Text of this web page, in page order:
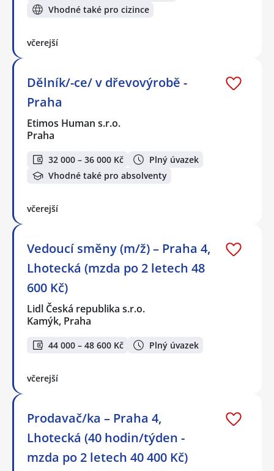
Vhodné také pro cizince
včerejší
Dělník/-ce/ v dřevovýrobě -
Praha
Etimos Human s.r.o.
Praha
32 000 – 36 000 Kč
Plný úvazek
Vhodné také pro absolventy
včerejší
Vedoucí směny (m/ž) – Praha 4,
Lhotecká (mzda po 2 letech 48
600 Kč)
Lidl Česká republika s.r.o.
Kamýk, Praha
44 000 – 48 600 Kč Plný úvazek
včerejší
Prodavač/ka – Praha 4,
Lhotecká (40 hodin/týden -
mzda po 2 letech 40 400 Kč)